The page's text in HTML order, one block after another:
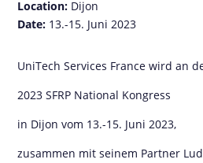
Location: Dijon
Date: 13.-15. Juni 2023
UniTech Services France wird an
2023 SFRP National Kongress
in Dijon vom 13.-15. Juni 2023,
zusammen mit seinem Partner